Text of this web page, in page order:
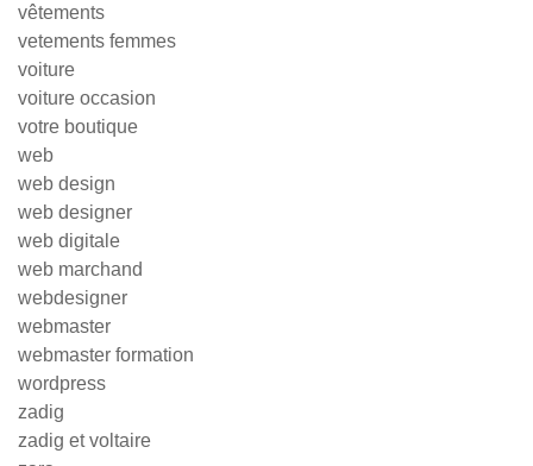
vêtements
vetements femmes
voiture
voiture occasion
votre boutique
web
web design
web designer
web digitale
web marchand
webdesigner
webmaster
webmaster formation
wordpress
zadig
zadig et voltaire